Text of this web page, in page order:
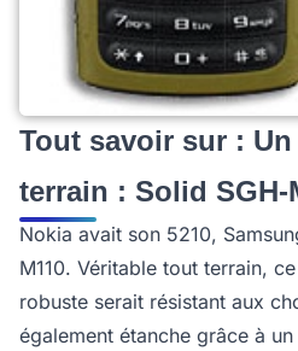
Tout savoir sur :
terrain : Solid SGH-
Nokia avait son 5210,
M110. Véritable tout terrain,
robuste serait résistant aux
également étanche grâce à